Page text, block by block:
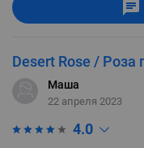
Desert Rose / Роза
Маша
22 апреля 2023
4.0